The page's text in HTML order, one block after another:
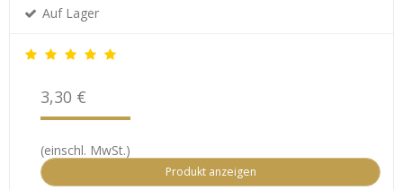
Auf Lager
3,30 €
(einschl. MwSt.)
Produkt anzeigen